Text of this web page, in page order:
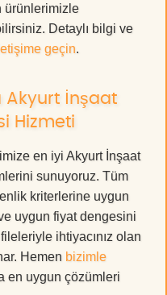
ürünlerimizle
Detaylı bilgi ve
geçin.
Akyurt İnşaat
Hizmeti
en iyi Akyurt İnşaat
sunuyoruz. Tüm
kriterlerine uygun
uygun fiyat dengesini
ihtiyacınız olan
Hemen bizimle
en uygun çözümleri